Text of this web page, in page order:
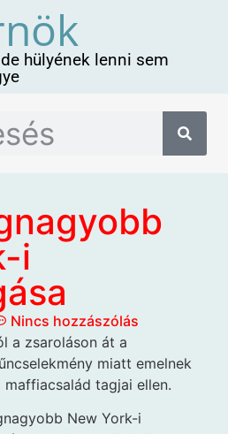
hülyének lenni sem
i
Nincs hozzászólás
a zsaroláson át a
miatt emelnek
maffiacsalád tagjai ellen.
New York-i